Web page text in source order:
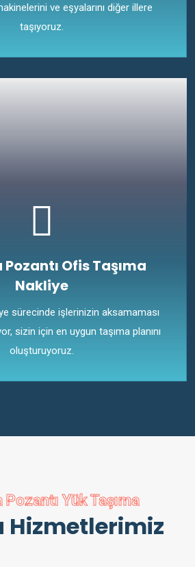
ve eşyalarını diğer illere
taşıyoruz.
Ofis Taşıma
Nakliye
sürecinde işlerinizin aksamaması
sizin için en uygun taşıma planını
oluşturuyoruz.
Yük Taşıma
Hizmetlerimiz